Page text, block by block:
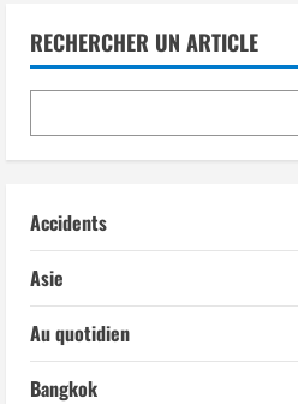
RECHERCHER UN ARTICLE
Accidents
Asie
Au quotidien
Bangkok